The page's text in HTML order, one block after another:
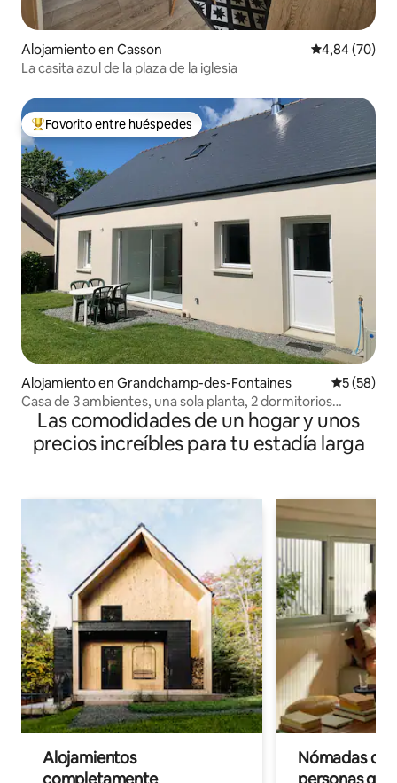
Alojamiento en Casson Calificación
4,84 (70)
La casita azul de la plaza de la iglesia
Favorito entre los huéspedes más destacados
Favorito entre huéspedes
Alojamiento en Grandchamp-des-Fontaines
5 (58)
Casa de 3 ambientes, una sola planta, 2 dormitorios
Queen
Las comodidades de un hogar y unos
precios increíbles para tu estadía larga
Alojamientos
Nómadas